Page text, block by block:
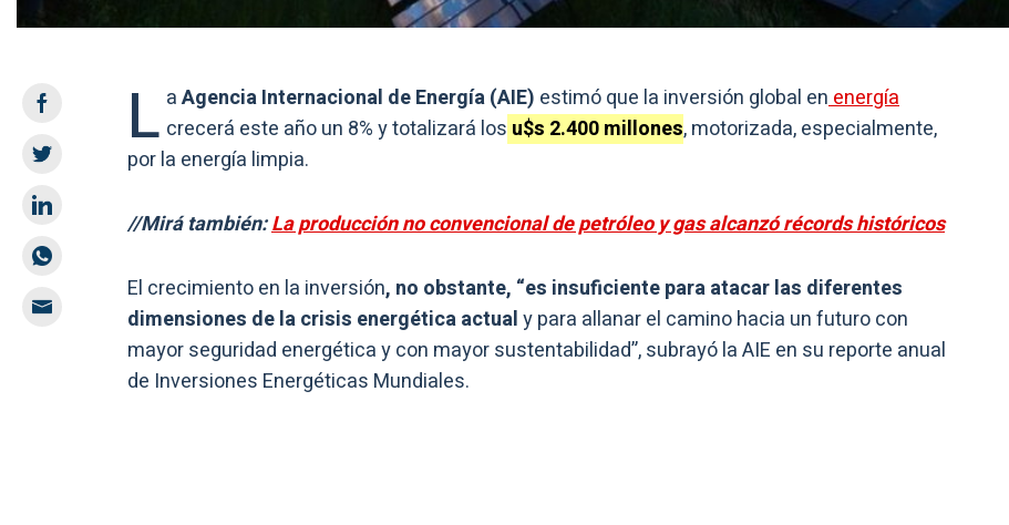
L aAgencia Internacional de Energía (AIE) estimó que la inversión global enenergía
crecerá este año un 8% y totalizará los u$s 2.400 millones, motorizada, especialmente,
por la energía limpia.
//Mirá también:La producción no convencional de petróleo y gas alcanzó récords históricos
El crecimiento en la inversión, no obstante, “es insuficiente para atacar las diferentes
dimensiones de la crisis energética actualy para allanar el camino hacia un futuro con
mayor seguridad energética y con mayor sustentabilidad”, subrayó la AIE en su reporte anual
de Inversiones Energéticas Mundiales.